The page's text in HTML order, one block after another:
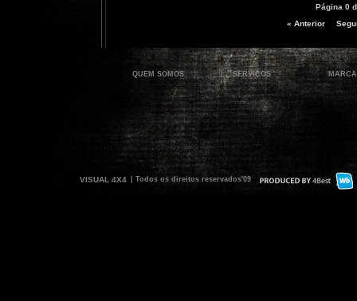
Página 0
« Anterior
QUEM SOMOS SERVIÇOS
VISUAL 4X4 | Todos os direitos reservados'09